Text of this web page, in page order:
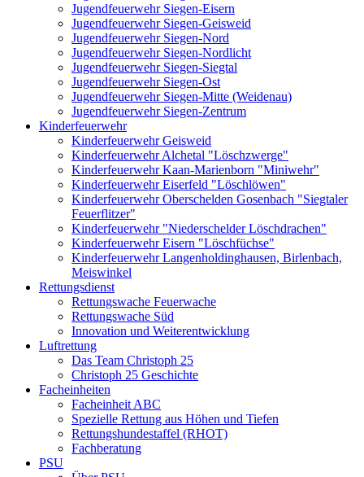
Jugendfeuerwehr Siegen-Eisern
Jugendfeuerwehr Siegen-Geisweid
Jugendfeuerwehr Siegen-Nord
Jugendfeuerwehr Siegen-Nordlicht
Jugendfeuerwehr Siegen-Siegtal
Jugendfeuerwehr Siegen-Ost
Jugendfeuerwehr Siegen-Mitte (Weidenau)
Jugendfeuerwehr Siegen-Zentrum
Kinderfeuerwehr
Kinderfeuerwehr Geisweid
Kinderfeuerwehr Alchetal "Löschzwerge"
Kinderfeuerwehr Kaan-Marienborn "Miniwehr"
Kinderfeuerwehr Eiserfeld "Löschlöwen"
Kinderfeuerwehr Oberschelden Gosenbach "Siegtaler
Feuerflitzer"
Kinderfeuerwehr "Niederschelder Löschdrachen"
Kinderfeuerwehr Eisern "Löschfüchse"
Kinderfeuerwehr Langenholdinghausen, Birlenbach,
Meiswinkel
Rettungsdienst
Rettungswache Feuerwache
Rettungswache Süd
Innovation und Weiterentwicklung
Luftrettung
Das Team Christoph 25
Christoph 25 Geschichte
Facheinheiten
Facheinheit ABC
Spezielle Rettung aus Höhen und Tiefen
Rettungshundestaffel (RHOT)
Fachberatung
PSU